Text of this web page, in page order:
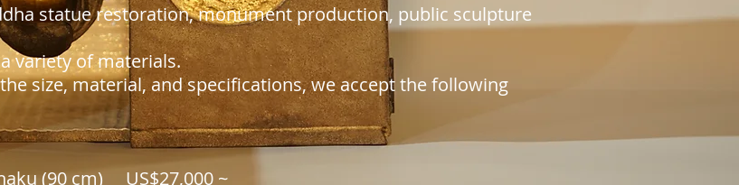
statue restoration, monument production, public sculpture
variety of materials.
size, material, and specifications, we accept the following
(90 cm) US$27,000 ~